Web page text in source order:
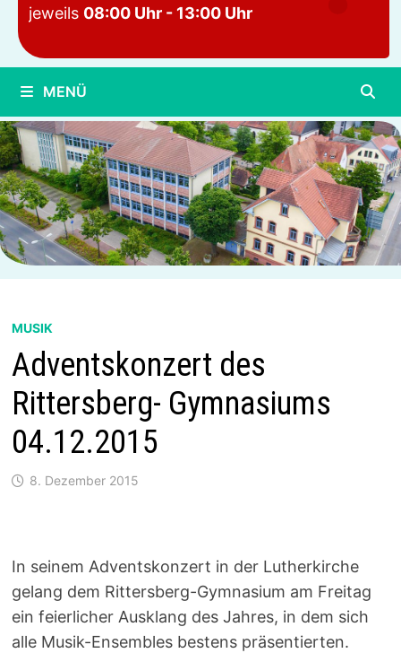
jeweils 08:00 Uhr - 13:00 Uhr
MENÜ
MUSIK
Adventskonzert des
Rittersberg- Gymnasiums
04.12.2015
8. Dezember 2015
In seinem Adventskonzert in der Lutherkirche
gelang dem Rittersberg-Gymnasium am Freitag
ein feierlicher Ausklang des Jahres, in dem sich
alle Musik-Ensembles bestens präsentierten.